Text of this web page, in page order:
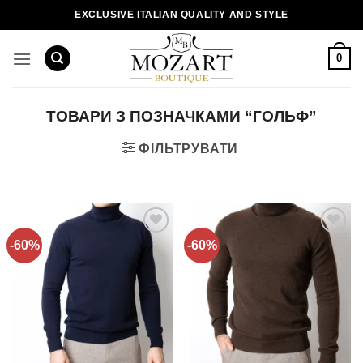
EXCLUSIVE ITALIAN QUALITY AND STYLE
0
ТОВАРИ З ПОЗНАЧКАМИ “ГОЛЬФ”
ФІЛЬТРУВАТИ
-60%
Додати
до
списку
бажань!
-60%
Додати
до
списку
бажань!